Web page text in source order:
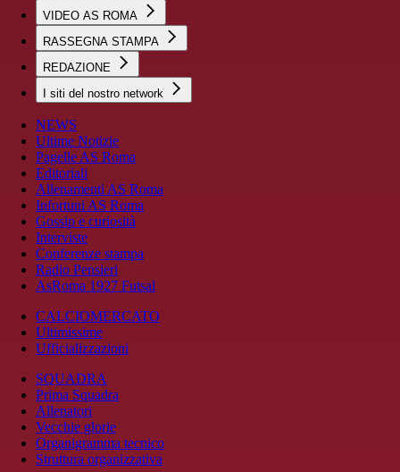
VIDEO AS ROMA
RASSEGNA STAMPA
REDAZIONE
I siti del nostro network
NEWS
Ultime Notizie
Pagelle AS Roma
Editoriali
Allenamenti AS Roma
Infortuni AS Roma
Gossip e curiosità
Interviste
Conferenze stampa
Radio Pensieri
AsRoma 1927 Futsal
CALCIOMERCATO
Ultimissime
Ufficializzazioni
SQUADRA
Prima Squadra
Allenatori
Vecchie glorie
Organigramma tecnico
Struttura organizzativa